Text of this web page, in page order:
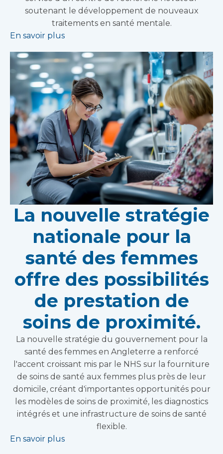
soutenant le développement de nouveaux
traitements en santé mentale.
En savoir plus
La nouvelle stratégie
nationale pour la
santé des femmes
offre des possibilités
de prestation de
soins de proximité.
La nouvelle stratégie du gouvernement pour la
santé des femmes en Angleterre a renforcé
l'accent croissant mis par le NHS sur la fourniture
de soins de santé aux femmes plus près de leur
domicile, créant d'importantes opportunités pour
les modèles de soins de proximité, les diagnostics
intégrés et une infrastructure de soins de santé
flexible.
En savoir plus